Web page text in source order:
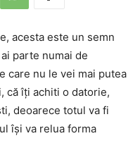
acesta este un semn
parte numai de
care nu le vei mai putea
că îți achiti o datorie,
deoarece totul va fi
își va relua forma